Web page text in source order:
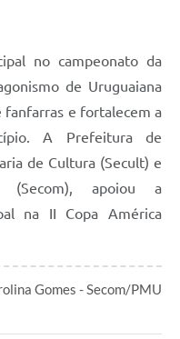
no campeonato da
de Uruguaiana
fanfarras e fortalecem a
A Prefeitura de
de Cultura (Secult) e
(Secom), apoiou a
na II Copa América
Gomes - Secom/PMU